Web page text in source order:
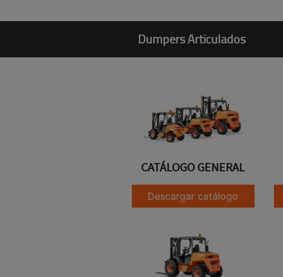
Dumpers Articulados
CATÁLOGO GENERAL
Descargar catálogo